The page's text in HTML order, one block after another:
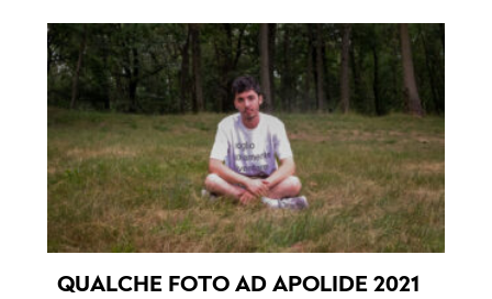
QUALCHE FOTO AD APOLIDE 2021